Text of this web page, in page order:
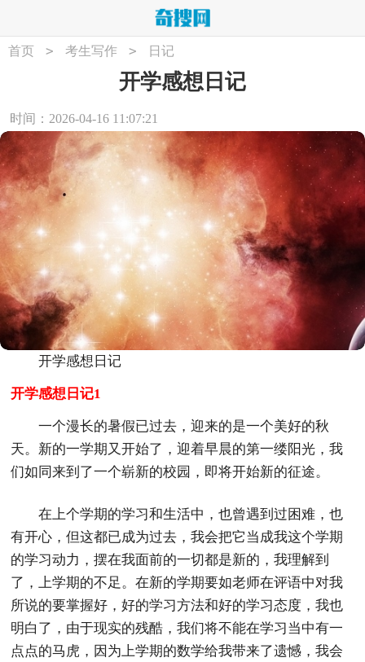
首页 > 考生写作 > 日记
开学感想日记
时间：2026-04-16 11:07:21
开学感想日记
开学感想日记1
一个漫长的暑假已过去，迎来的是一个美好的秋
天。新的一学期又开始了，迎着早晨的第一缕阳光，我
们如同来到了一个崭新的校园，即将开始新的征途。
在上个学期的学习和生活中，也曾遇到过困难，也
有开心，但这都已成为过去，我会把它当成我这个学期
的学习动力，摆在我面前的一切都是新的，我理解到
了，上学期的不足。在新的学期要如老师在评语中对我
所说的要掌握好，好的学习方法和好的学习态度，我也
明白了，由于现实的残酷，我们将不能在学习当中有一
点点的马虎，因为上学期的数学给我带来了遗憾，我会